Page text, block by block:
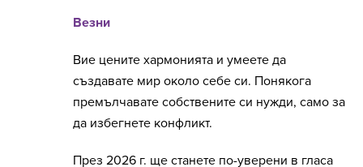
Везни
Вие цените хармонията и умеете да
създавате мир около себе си. Понякога
премълчавате собствените си нужди, само за
да избегнете конфликт.
През 2026 г. ще станете по-уверени в гласа